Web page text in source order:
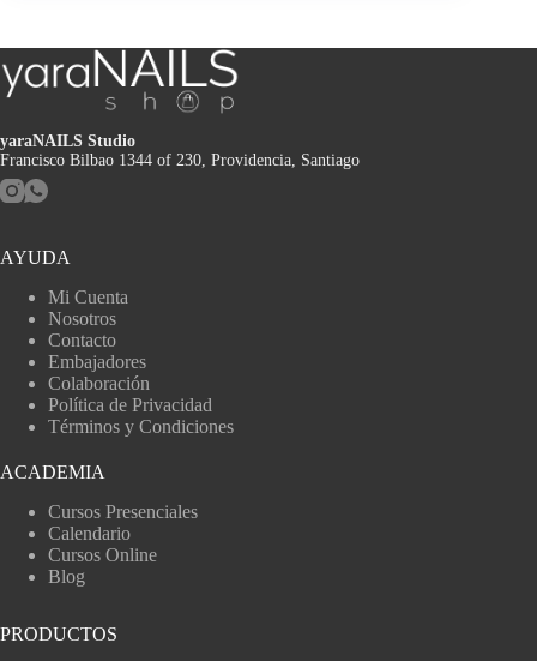
yaraNAILS Studio
Francisco Bilbao 1344 of 230, Providencia, Santiago
AYUDA
Mi Cuenta
Nosotros
Contacto
Embajadores
Colaboración
Política de Privacidad
Términos y Condiciones
ACADEMIA
Cursos Presenciales
Calendario
Cursos Online
Blog
PRODUCTOS